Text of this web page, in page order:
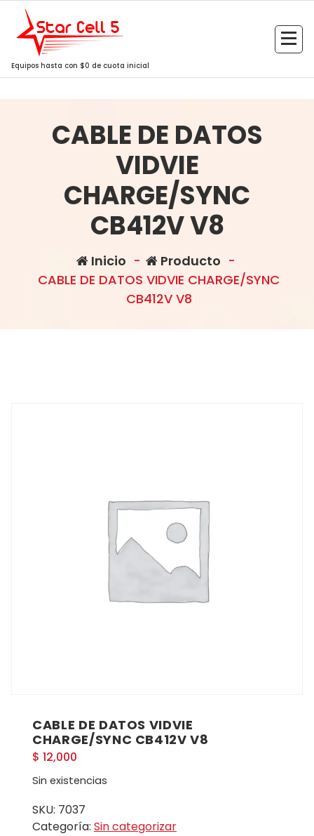
Saltar
contenido
Equipos hasta con $0 de cuota inicial
CABLE DE DATOS
VIDVIE
CHARGE/SYNC
CB412V V8
Inicio - Producto -
CABLE DE DATOS VIDVIE CHARGE/SYNC
CB412V V8
CABLE DE DATOS VIDVIE
CHARGE/SYNC CB412V V8
$ 12,000
Sin existencias
SKU: 7037
Categoría: Sin categorizar